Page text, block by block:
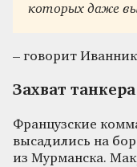
которых даже
– говорит
Захват танкера
Французские
высадились на
из Мурманска.